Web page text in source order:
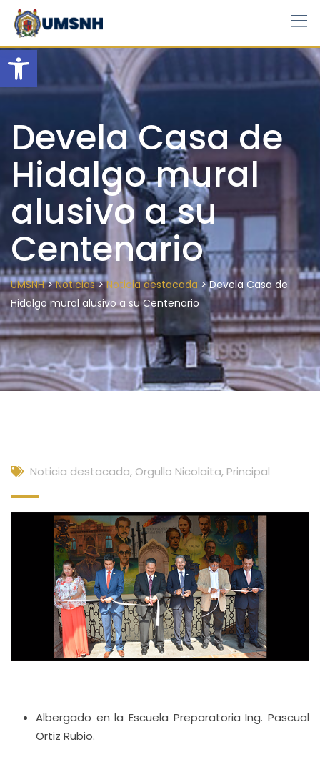
Open toolbar
Skip
content
Devela Casa de
Hidalgo mural
alusivo a su
Centenario
UMSNH>Noticias>Noticia destacada >Devela Casa de
Hidalgo mural alusivo a su Centenario
Noticia destacada, Orgullo Nicolaita, Principal
Albergado en la Escuela Preparatoria Ing. Pascual
Ortiz Rubio.